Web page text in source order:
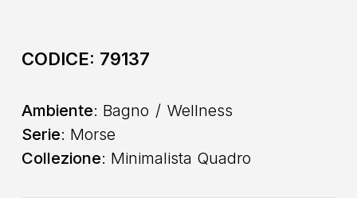
CODICE: 79137
Ambiente: Bagno
Wellness
Serie: Morse
Collezione: Minimalista Quadro